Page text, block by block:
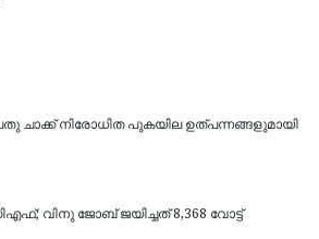
ചാ​ക്ക് നി​രോ​ധി​ത പു​ക​യി​ല ഉ​ത്പ​ന്ന​ങ്ങ​ളുമായി
വിനു ജോബ് ജയിച്ചത് 8,368 വോട്ട്